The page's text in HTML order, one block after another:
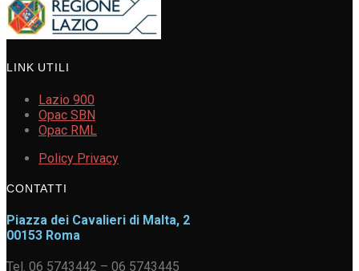
LINK UTILI
Lazio 900
Opac SBN
Opac RML
Policy Privacy
CONTATTI
Piazza dei Cavalieri di Malta, 2
00153 Roma
Tel. 06 5743442 – 06 5743445